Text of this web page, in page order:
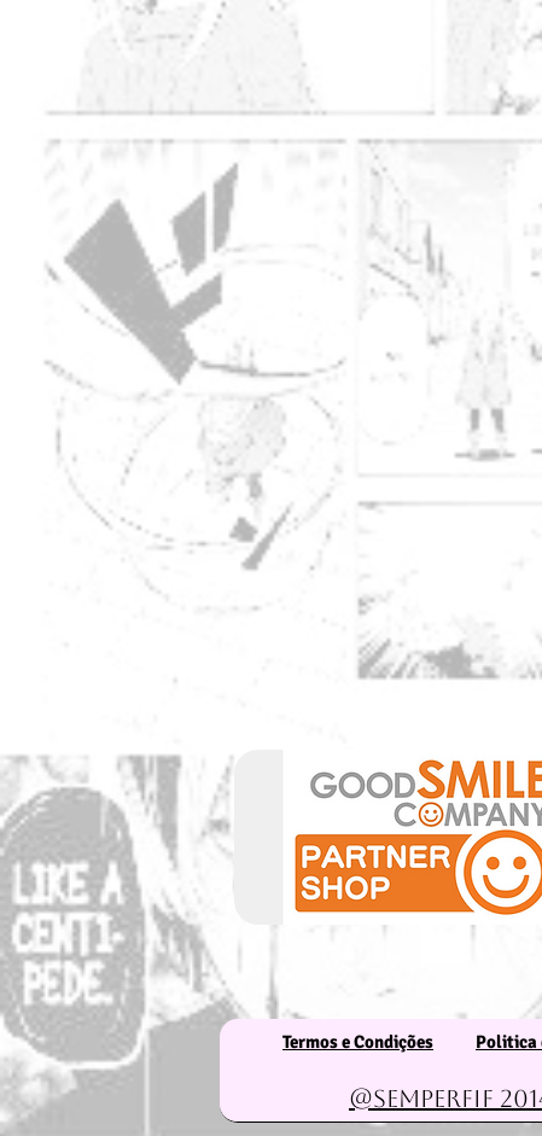
Termos e Condições Politica
@Semperfif